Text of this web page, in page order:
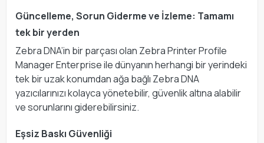
Güncelleme, Sorun Giderme ve İzleme: Tamamı
tek bir yerden
Zebra DNA’in bir parçası olan Zebra Printer Profile
Manager Enterprise ile dünyanın herhangi bir yerindeki
tek bir uzak konumdan ağa bağlı Zebra DNA
yazıcılarınızı kolayca yönetebilir, güvenlik altına alabilir
ve sorunlarını giderebilirsiniz.
Eşsiz Baskı Güvenliği